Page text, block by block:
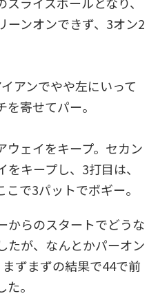
ーンオンできず、3オン2
アンでやや左にいって
寄せてパー。
ウェイをキープ。セカン
キープし、3打目は、
で3パットでボギー。
からのスタートでどうな
たが、なんとかパーオン
ずまずの結果で44で前
。